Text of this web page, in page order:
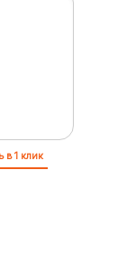
в 1 клик